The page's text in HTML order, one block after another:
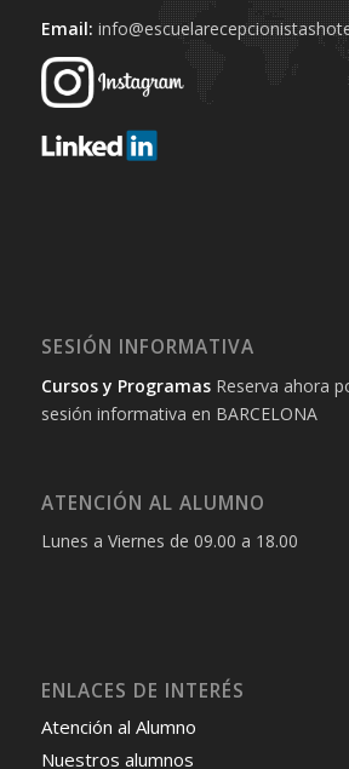
Email:
SESIÓN INFORMATIVA
Cursos y ProgramasReserva ahora
sesión informativa en BARCELONA
ATENCIÓN AL ALUMNO
Lunes a Viernes de 09.00 a 18.00
ENLACES DE INTERÉS
Atención al Alumno
Nuestros alumnos